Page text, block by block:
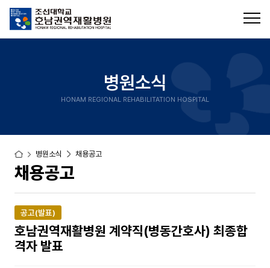
병원소식
HONAM REGIONAL REHABILITATION HOSPITAL
채용공고
병원소식 채용공고
공고(발표)
호남권역재활병원 계약직(병동간호사) 최종합
격자 발표